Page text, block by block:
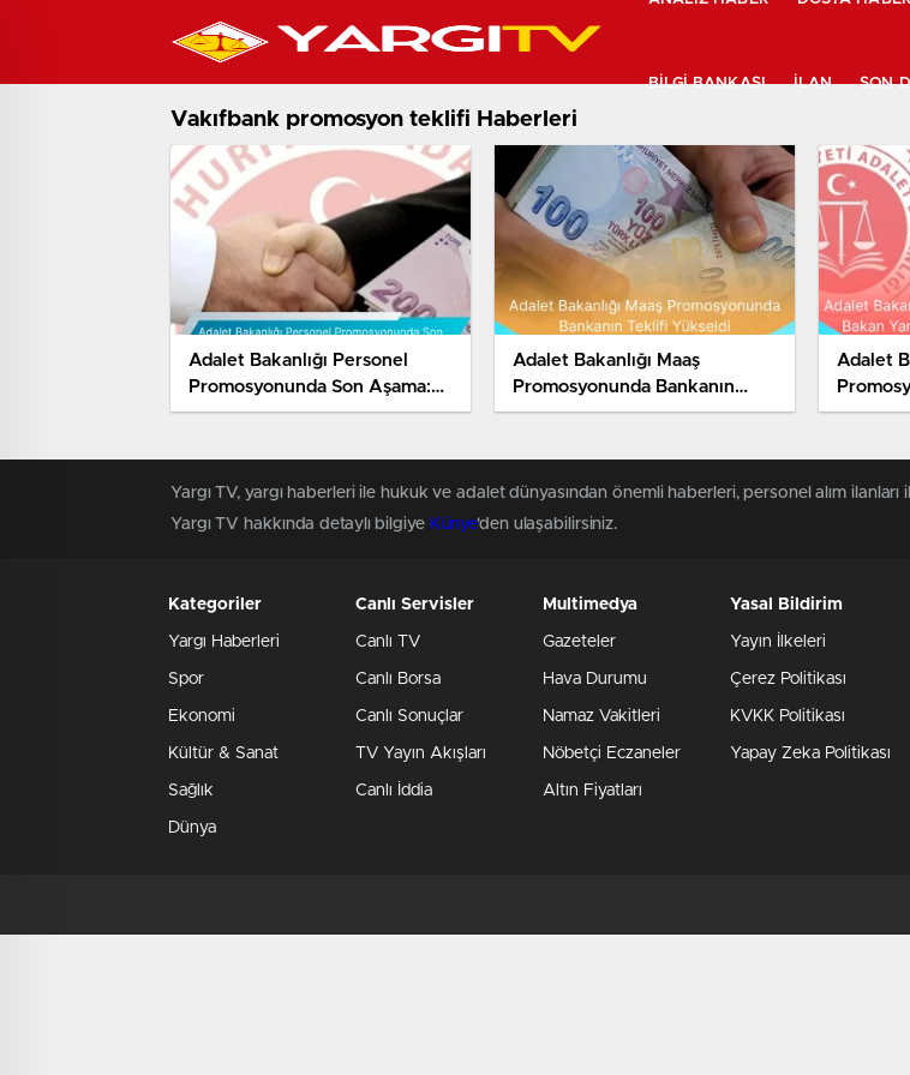
BILGI BANKASI İLAN SON
Vakıfbank promosyon teklifi Haberleri
Adalet Bakanlığı Personel
Promosyonunda Son Aşama:
Vakıfbank’tan 99 Bin Lira
Adalet Bakanlığı Maaş
Promosyonunda Bankanın
Teklifi Yükseldi
Adalet
Yargı TV, yargı haberleri ile hukuk ve adalet dünyasından önemli haberleri, personel alım
Yargı TV hakkında detaylı bilgiye Künye'den ulaşabilirsiniz.
Kategoriler
Yargı Haberleri
Spor
Ekonomi
Kültür & Sanat
Sağlık
Dünya
Canlı Servisler
Canlı TV
Canlı Borsa
Canlı Sonuçlar
TV Yayın Akışları
Canlı İddia
Multimedya
Gazeteler
Hava Durumu
Namaz Vakitleri
Nöbetçi Eczaneler
Altın Fiyatları
Yasal Bildirim
Yayın İlkeleri
Çerez Politikası
KVKK Politikası
Yapay Zeka Politikası